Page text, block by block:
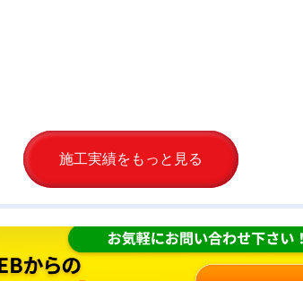
施工実績をもっと見る